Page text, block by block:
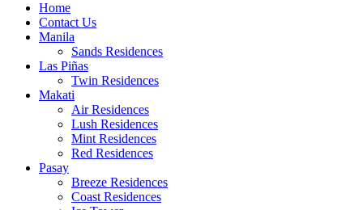
Home
Contact Us
Manila
Sands Residences
Las Piñas
Twin Residences
Makati
Air Residences
Lush Residences
Mint Residences
Red Residences
Pasay
Breeze Residences
Coast Residences